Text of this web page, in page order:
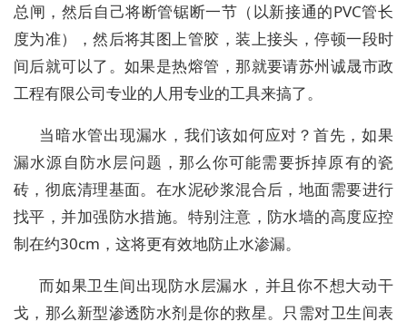
总闸，然后自己将断管锯断一节（以新接通的PVC管长
度为准），然后将其图上管胶，装上接头，停顿一段时
间后就可以了。如果是热熔管，那就要请苏州诚晟市政
工程有限公司专业的人用专业的工具来搞了。
当暗水管出现漏水，我们该如何应对？首先，如果
漏水源自防水层问题，那么你可能需要拆掉原有的瓷
砖，彻底清理基面。在水泥砂浆混合后，地面需要进行
找平，并加强防水措施。特别注意，防水墙的高度应控
制在约30cm，这将更有效地防止水渗漏。
而如果卫生间出现防水层漏水，并且你不想大动干
戈，那么新型渗透防水剂是你的救星。只需对卫生间表